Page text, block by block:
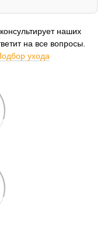
наших
на все вопросы.
ухода